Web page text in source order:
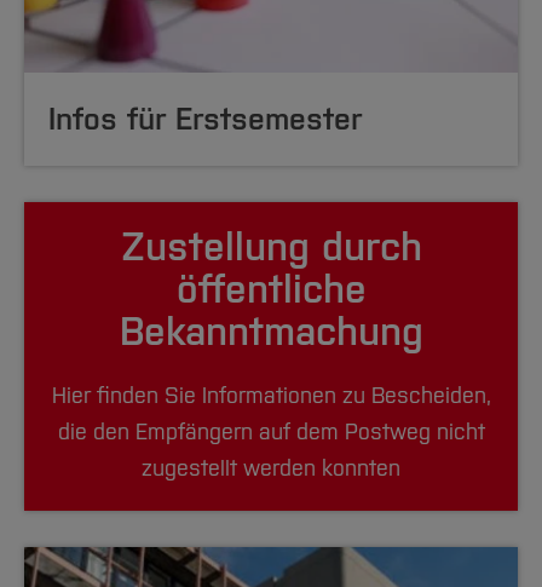
Infos für Erstsemester
Zustellung durch
öffentliche
Bekanntmachung
Hier finden Sie Informationen zu Bescheiden,
die den Empfängern auf dem Postweg nicht
zugestellt werden konnten